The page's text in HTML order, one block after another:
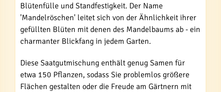
Blütenfülle und Standfestigkeit. Der Name
'Mandelröschen' leitet sich von der Ähnlichkeit ihrer
gefüllten Blüten mit denen des Mandelbaums ab - ein
charmanter Blickfang in jedem Garten.
Diese Saatgutmischung enthält genug Samen für
etwa 150 Pflanzen, sodass Sie problemlos größere
Flächen gestalten oder die Freude am Gärtnern mit